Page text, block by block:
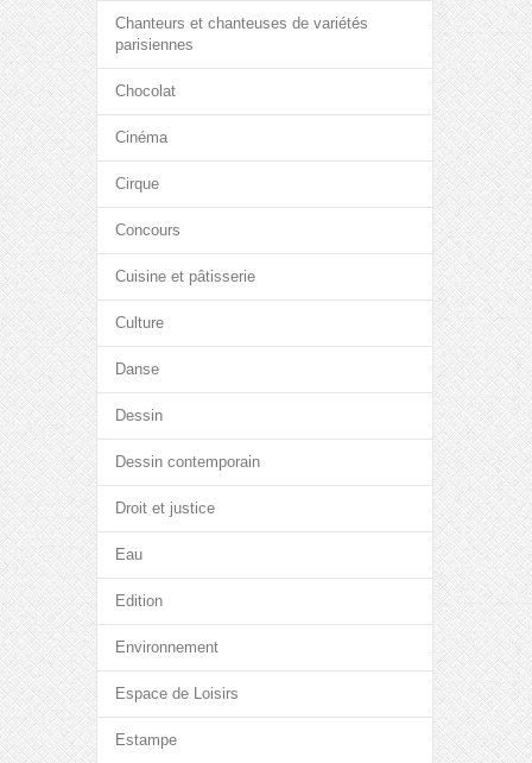
Chanteurs et chanteuses de variétés
parisiennes
Chocolat
Cinéma
Cirque
Concours
Cuisine et pâtisserie
Culture
Danse
Dessin
Dessin contemporain
Droit et justice
Eau
Edition
Environnement
Espace de Loisirs
Estampe